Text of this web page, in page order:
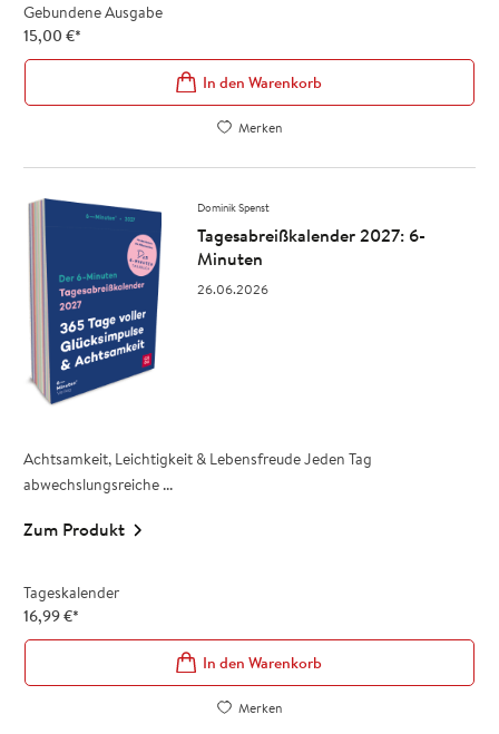
Gebundene Ausgabe
15,00 €*
In den Warenkorb
Merken
Dominik Spenst
Tagesabreißkalender 2027: 6-
Minuten
26.06.2026
Achtsamkeit, Leichtigkeit & Lebensfreude Jeden Tag
abwechslungsreiche ...
Zum Produkt
Tageskalender
16,99€*
In den Warenkorb
Merken